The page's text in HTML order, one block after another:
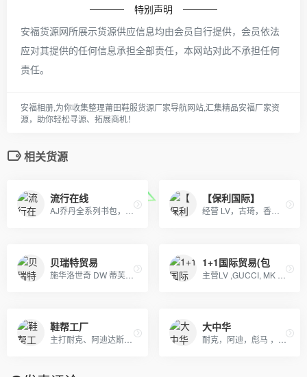
特别声明
安福货源网所展示货源供应信息均由会员自行提供，会员依法
应对其提供的任何信息承担全部责任，本网站对此不承担任何
责任。
安福相册,为你收集整理莆田鞋服货源厂家导航网站,汇集精品安福厂家资
源，助你轻松寻源、拓展商机！
相关货源
流行在线 【保利国际】
贝瑞特贸易 1+1国际贸易(包
鞋帮工厂 大中华